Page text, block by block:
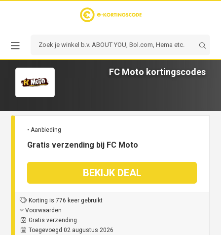
FC Moto kortingscodes
• Aanbieding
Gratis verzending bij FC Moto
BEKIJK DEAL
Korting is 776 keer gebruikt
Voorwaarden
Gratis verzending
Toegevoegd 02 augustus 2026